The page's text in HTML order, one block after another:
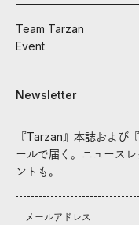
Team Tarzan
Event
Newsletter
『Tarzan』本誌および
ールで届く。ニュース
ントも。